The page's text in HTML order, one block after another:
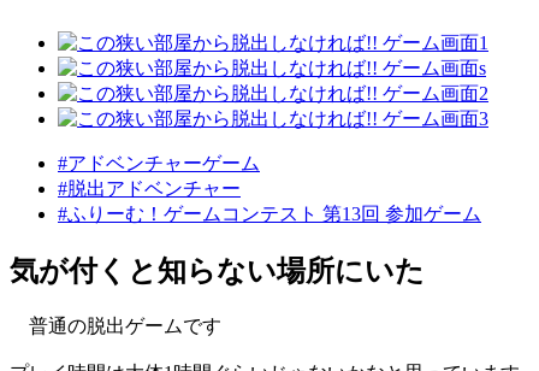
#アドベンチャーゲーム
#脱出アドベンチャー
#ふりーむ！ゲームコンテスト 第13回 参加ゲーム
気が付くと知らない場所にいた
普通の脱出ゲームです